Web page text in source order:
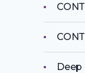
Deep